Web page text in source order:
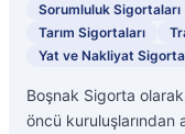
Sorumluluk Sigortaları
Tarım Sigortaları
Yat ve Nakliyat
Boşnak Sigorta
öncü kuruluşlarından